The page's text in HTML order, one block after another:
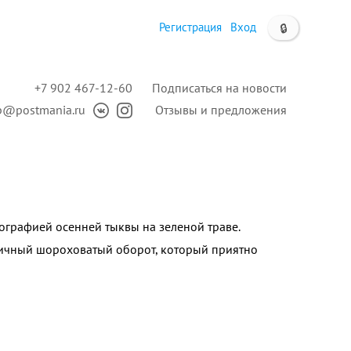
🔒
Регистрация Вход
Подписаться на новости
Отзывы и предложения
+7 902 467-12-60
осенней тыквы на зеленой траве.
шороховатый оборот, который приятно